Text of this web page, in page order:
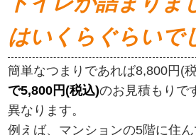
はいくらぐらいで
簡単なつまりであれば8,800円(
で5,800円(税込)のお見積もりで
異なります。
例えば、マンションの5階に住